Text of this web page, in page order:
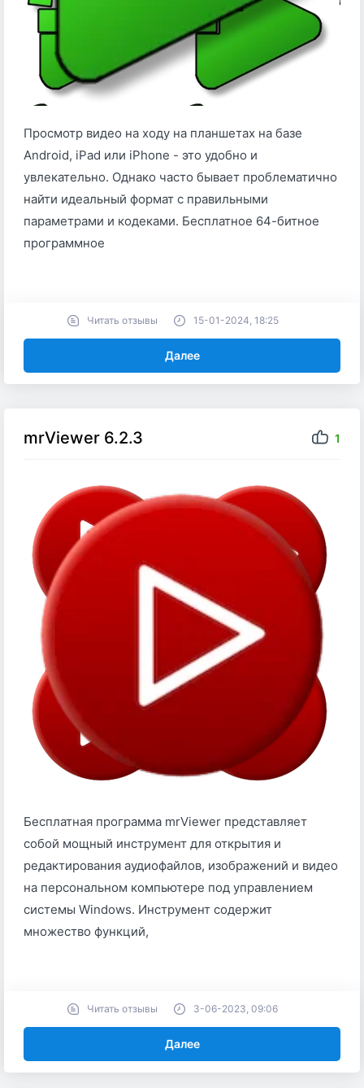
Просмотр видео на ходу на планшетах на базе
Android, iPad или iPhone - это удобно и
увлекательно. Однако часто бывает проблематично
найти идеальный формат с правильными
параметрами и кодеками. Бесплатное 64-битное
программное
Далее
Читать отзывы 15-01-2024, 18:25
mrViewer 6.2.3 1
Бесплатная программа mrViewer представляет
собой мощный инструмент для открытия и
редактирования аудиофайлов, изображений и видео
на персональном компьютере под управлением
системы Windows. Инструмент содержит
множество функций,
Далее
Читать отзывы 3-06-2023, 09:06